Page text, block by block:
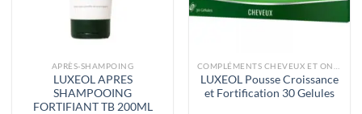
APRÈS-SHAMPOING
LUXEOL APRES
SHAMPOOING
FORTIFIANT TB 200ML
LUXEOL Pousse Croissance
et Fortification 30 Gelules